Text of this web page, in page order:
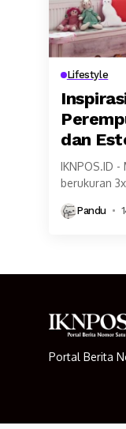
Lifestyle
dan
IKNPOS.ID
berukuran
kreativitas
Pandu
Portal Berita